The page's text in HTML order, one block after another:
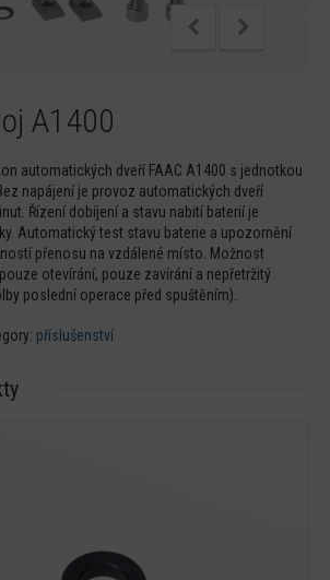
A1400
automatických dveří FAAC A1400 s jednotkou
napájení je provoz automatických dveří
Řízení dobíjení a stavu nabití baterií je
Automatický test stavu baterie a upozornění
přenosu na vzdálené místo. Možnost
otevírání, pouze zavírání a nepřetržitý
poslední operace před spuštěním).
příslušenství